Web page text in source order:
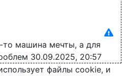
то машина мечты, а для
30.09.2025, 20:57
файлы cookie, и